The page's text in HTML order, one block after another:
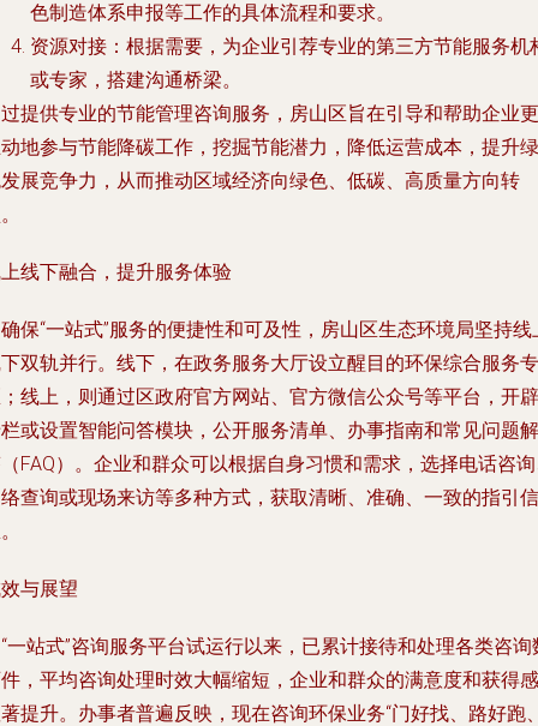
色制造体系申报等工作的具体流程和要求。
资源对接 ：根据需要，为企业引荐专业的第三方节能服务机
或专家，搭建沟通桥梁。
提供专业的节能管理咨询服务，房山区旨在引导和帮助企业更
地参与节能降碳工作，挖掘节能潜力，降低运营成本，提升绿
展竞争力，从而推动区域经济向绿色、低碳、高质量方向转
线下融合，提升服务体验
保“一站式”服务的便捷性和可及性，房山区生态环境局坚持线
双轨并行。线下，在政务服务大厅设立醒目的环保综合服务专
线上，则通过区政府官方网站、官方微信公众号等平台，开辟
或设置智能问答模块，公开服务清单、办事指南和常见问题解
FAQ）。企业和群众可以根据自身习惯和需求，选择电话咨
查询或现场来访等多种方式，获取清晰、准确、一致的指引信
与展望
一站式”咨询服务平台试运行以来，已累计接待和处理各类咨询
，平均咨询处理时效大幅缩短，企业和群众的满意度和获得感
提升。办事者普遍反映，现在咨询环保业务“门好找、路好跑